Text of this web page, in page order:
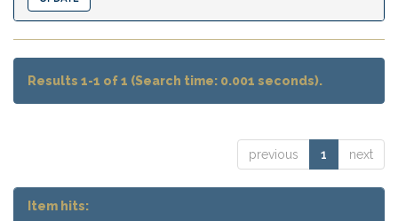
Results 1-1 of 1 (Search time: 0.001 seconds).
previous 1 next
Item hits: